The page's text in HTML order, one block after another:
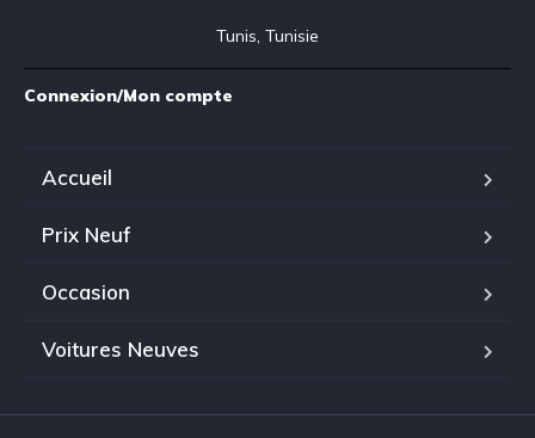
Tunis, Tunisie
Connexion/Mon compte
Accueil
Prix Neuf
Occasion
Voitures Neuves